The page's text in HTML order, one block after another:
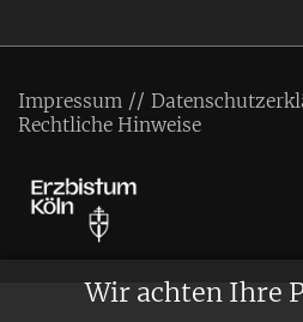
Wir achten Ihre
Impressum
Rechtliche Hinweise